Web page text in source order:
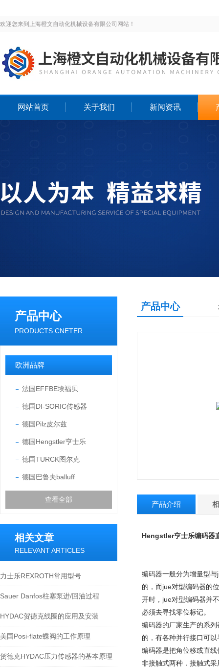
欢迎您来到上海橙文自动化机械设备有限公司网站！
网站首页 关于我们 新闻资讯
产品中心
PRODUCTS CNETER
欧洲品牌
法国EFFBE埃福贝
德国DI-SORIC传感器
德国Pilz皮尔兹
德国Hengstler亨士乐
德国TURCK图尔克
德国巴鲁夫balluff
查看全部
相关文章
RELEVANT ARTICLES
力士乐REXROTH常用型号
Sauer Danfos​柱塞泵进/回油过程
HYDAC贺德克线圈的应用及安装
美国Posi-flate蝶阀的工作原理
贺德克HYDAC压力传感器的基本原理
产品中心
产品介绍
Hengstler亨士乐编码器
编码器一般分为增量型
的，而jue对型编码器的
开时，jue对型编码器并
必须去寻找零位标记。
编码器的厂家生产的系
的，有各种并行接口可
编码器是把角位移或直
非接触式两种．接触式采